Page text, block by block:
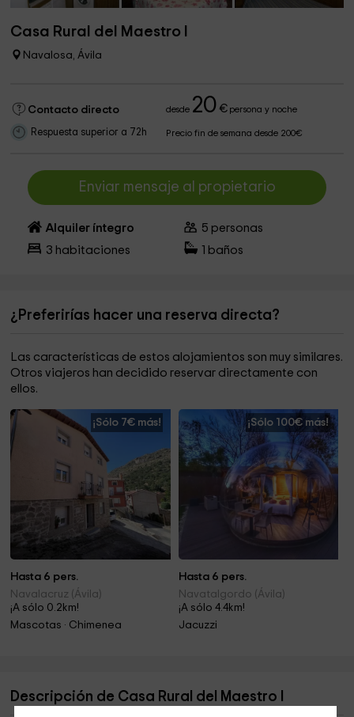
Casa Rural del Maestro I
Navalosa, Ávila
Contacto directo desde 20 €persona y noche
Respuesta superior a 72h Precio fin de semana desde 200€
Enviar mensaje al propietario
Alquiler íntegro 5 personas
3 habitaciones baños
¿Preferirías hacer una reserva directa?
Las características de estos alojamientos son muy similares.
Otros viajeros han decidido reservar directamente con
ellos.
¡Sólo 7€ más!
Hasta 6 pers.
Navalacruz (Ávila)
¡A sólo 0.2km!
Mascotas · Chimenea
¡Sólo 100€ más!
Hasta 6 pers.
Navatalgordo (Ávila)
¡A sólo 4.4km!
Jacuzzi
Descripción de Casa Rural del Maestro I